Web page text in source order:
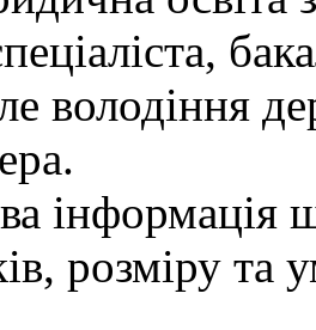
володіння
інформація
розміру та